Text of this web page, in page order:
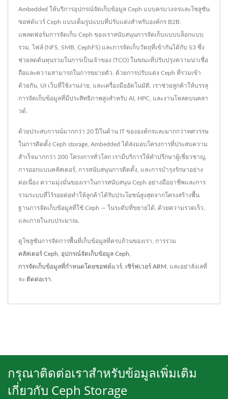
Ambedded ให้บริการอุปกรณ์จัดเก็บข้อมูล Ceph แบบครบวงจรและโซลูชัน
ซอฟต์แวร์ Ceph แบบเต็มรูปแบบที่ปรับแต่งสำหรับองค์กร B2B.
แพลตฟอร์มการจัดเก็บ Ceph ของเราสนับสนุนการจัดเก็บแบบบล็อกแบบ
รวม, ไฟล์ (NFS, SMB, CephFS) และการจัดเก็บวัตถุที่เข้ากันได้กับ S3 ซึ่ง
ช่วยลดต้นทุนรวมในการเป็นเจ้าของ (TCO) ในขณะที่ปรับปรุงความน่าเชื่อ
ถือและความสามารถในการขยายตัว. ด้วยการปรับแต่ง Ceph ที่รวมเข้า
ด้วยกัน, UI เว็บที่ใช้งานง่าย, และเครื่องมืออัตโนมัติ, เราช่วยลูกค้าให้บรรลุ
การจัดเก็บข้อมูลที่มีประสิทธิภาพสูงสำหรับ AI, HPC, และงานโหลดบนคลา
วด์.
ด้วยประสบการณ์มากกว่า 20 ปีในด้าน IT ขององค์กรและมากกว่าทศวรรษ
ในการติดตั้ง Ceph storage, Ambedded ได้ส่งมอบโครงการที่ประสบความ
สำเร็จมากกว่า 200 โครงการทั่วโลก เรามีบริการให้คำปรึกษาผู้เชี่ยวชาญ,
การออกแบบคลัสเตอร์, การสนับสนุนการติดตั้ง, และการบำรุงรักษาอย่าง
ต่อเนื่อง ความมุ่งมั่นของเราในการสนับสนุน Ceph อย่างมืออาชีพและการ
รวมระบบที่ไร้รอยต่อทำให้ลูกค้าได้รับประโยชน์สูงสุดจากโครงสร้างพื้น
ฐานการจัดเก็บข้อมูลที่ใช้ Ceph — ในระดับที่ขยายได้, ด้วยความรวดเร็ว,
และภายในงบประมาณ.
ดูโซลูชันการจัดการพื้นที่เก็บข้อมูลที่ครบถ้วนของเรา, การรวม
คลัสเตอร์ Ceph อุปกรณ์จัดเก็บข้อมูล Ceph
การจัดเก็บข้อมูลที่กำหนดโดยซอฟต์แวร์ เซิร์ฟเวอร์ ARM , และอย่าลังเลที่
จะ ติดต่อเรา
กรุณาติดต่อเราสำหรับข้อมูลเพิ่มเติม
เกี่ยวกับ Ceph Storage